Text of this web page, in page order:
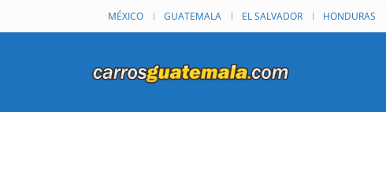
MÉXICO GUATEMALA EL SALVADOR HONDURAS